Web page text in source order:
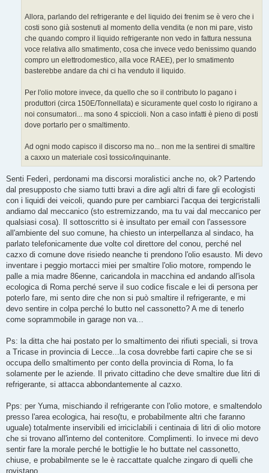
Allora, parlando del refrigerante e del liquido dei frenim se è vero che i
costi sono già sostenuti al momento della vendita (e non mi pare, visto
che quando compro il liquido refrigerante non vedo in fattura nessuna
voce relativa allo smatimento, cosa che invece vedo benissimo quando
compro un elettrodomestico, alla voce RAEE), per lo smatimento
basterebbe andare da chi ci ha venduto il liquido.
Per l'olio motore invece, da quello che so il contributo lo pagano i
produttori (circa 150E/Tonnellata) e sicuramente quel costo lo rigirano a
noi consumatori... ma sono 4 spiccioli. Non a caso infatti è pieno di posti
dove portarlo per o smaltimento.
Ad ogni modo capisco il discorso ma no... non me la sentirei di smaltire
a caxxo un materiale così tossico/inquinante.
Senti Federì, perdonami ma discorsi moralistici anche no, ok? Partendo
dal presupposto che siamo tutti bravi a dire agli altri di fare gli ecologisti
con i liquidi dei veicoli, quando pure per cambiarci l'acqua dei tergicristalli
andiamo dal meccanico (sto estremizzando, ma tu vai dal meccanico per
qualsiasi cosa). Il sottoscritto si è insultato per email con l'assessore
all'ambiente del suo comune, ha chiesto un interpellanza al sindaco, ha
parlato telefonicamente due volte col direttore del conou, perché nel
cazxo di comune dove risiedo neanche ti prendono l'olio esausto. Mi devo
inventare i peggio mortacci miei per smaltire l'olio motore, rompendo le
palle a mia madre 86enne, caricandola in macchina ed andando all'isola
ecologica di Roma perché serve il suo codice fiscale e lei di persona per
poterlo fare, mi sento dire che non si può smaltire il refrigerante, e mi
devo sentire in colpa perché lo butto nel cassonetto? A me di tenerlo
come soprammobile in garage non va...
Ps: la ditta che hai postato per lo smaltimento dei rifiuti speciali, si trova
a Tricase in provincia di Lecce...la cosa dovrebbe farti capire che se si
occupa dello smaltimento per conto della provincia di Roma, lo fa
solamente per le aziende. Il privato cittadino che deve smaltire due litri di
refrigerante, si attacca abbondantemente al cazxo.
Pps: per Yuma, mischiando il refrigerante con l'olio motore, e smaltendolo
presso l'area ecologica, hai reso(tu, e probabilmente altri che faranno
uguale) totalmente inservibili ed irriciclabili i centinaia di litri di olio motore
che si trovano all'interno del contenitore. Complimenti. Io invece mi devo
sentir fare la morale perché le bottiglie le ho buttate nel cassonetto,
chiuse, e probabilmente se le è raccattate qualche zingaro di quelli che
rovistano.